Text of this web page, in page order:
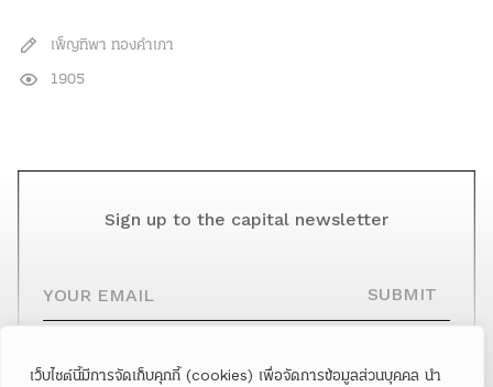
เว็บไซต์นี้มีการจัดเก็บคุกกี้ (cookies) เพื่อจัดการข้อมูลส่วนบุคคล นำ
เพ็ญทิพา ทองคำเภา
1905
Sign up to the capital newsletter
SUBMIT